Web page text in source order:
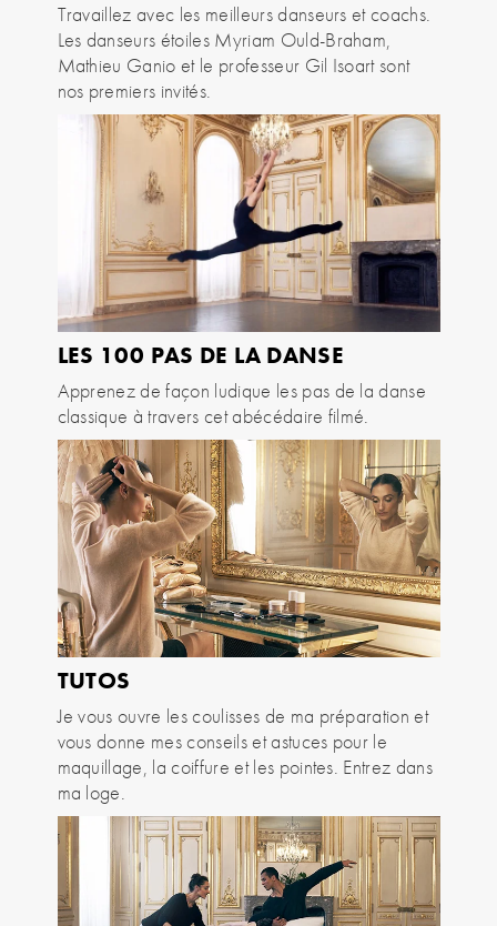
Travaillez avec les meilleurs danseurs et coachs.
Les danseurs étoiles Myriam Ould-Braham,
Mathieu Ganio et le professeur Gil Isoart sont
nos premiers invités.
LES 100 PAS DE LA DANSE
Apprenez de façon ludique les pas de la danse
classique à travers cet abécédaire filmé.
TUTOS
Je vous ouvre les coulisses de ma préparation et
vous donne mes conseils et astuces pour le
maquillage, la coiffure et les pointes. Entrez dans
ma loge.